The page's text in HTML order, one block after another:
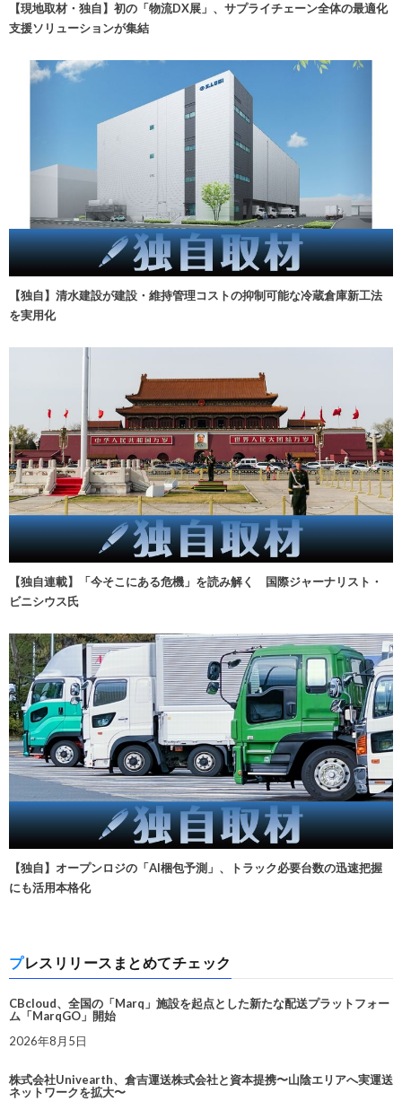
【現地取材・独自】初の「物流DX展」、サプライチェーン全体の最適化
支援ソリューションが集結
【独自】清水建設が建設・維持管理コストの抑制可能な冷蔵倉庫新工法
を実用化
【独自連載】「今そこにある危機」を読み解く 国際ジャーナリスト・
ビニシウス氏
【独自】オープンロジの「AI梱包予測」、トラック必要台数の迅速把握
にも活用本格化
プレスリリースまとめてチェック
CBcloud、全国の「Marq」施設を起点とした新たな配送プラットフォー
ム「MarqGO」開始
2026年8月5日
株式会社Univearth、倉吉運送株式会社と資本提携〜山陰エリアへ実運送
ネットワークを拡大〜